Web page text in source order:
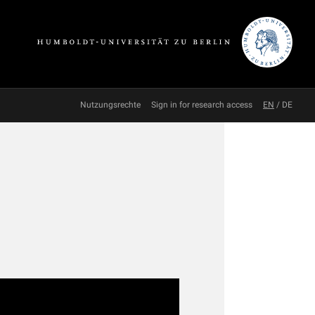
Nutzungsrechte Sign in for research access EN / DE